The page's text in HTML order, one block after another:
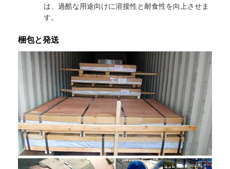
は、過酷な用途向けに溶接性と耐食性を向上させま
す。
梱包と発送